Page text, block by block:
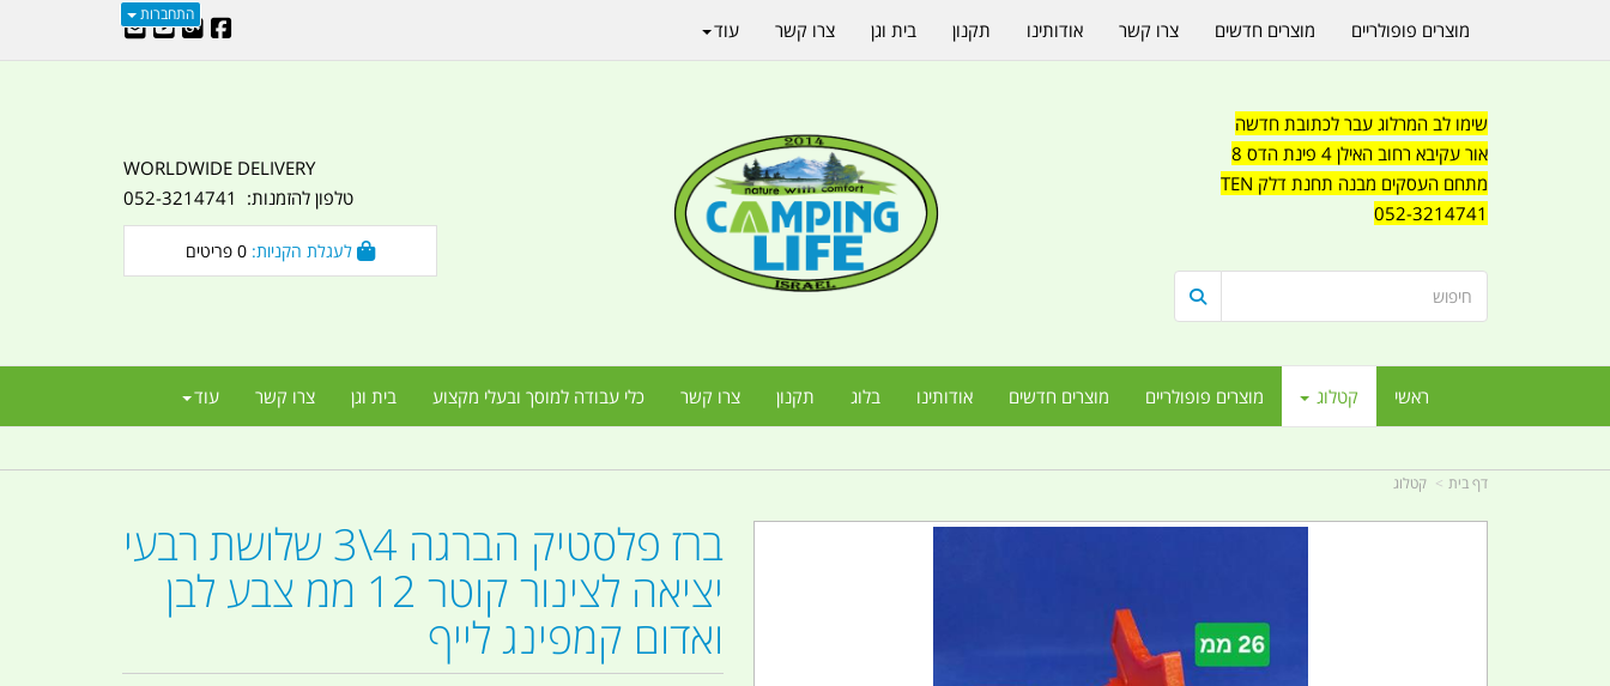
התחברות
שימו לב המרלוג עבר לכתובת חדשה
אור עקיבא רחוב האילן 4 פינת הדס 8
מתחם העסקים מבנה תחנת דלק TEN
052-3214741
WORLDWIDE DELIVERY
טלפון להזמנות: 052-3214741
0
ראשי קטלוג מוצרים פופולריים מוצרים חדשים אודותינו בלוג תקנון צרו קשר כלי עבודה למוסך ובעלי מקצוע בית וגן צרו קשר עוד
מוצרים פופולריים מוצרים חדשים צרו קשר אודותינו תקנון בית וגן צרו קשר עוד
דף בית קטלוג
ברז פלסטיק הברגה 4\3 שלושת רבעי
יציאה לצינור קוטר 12 ממ צבע לבן
ואדום קמפינג לייף